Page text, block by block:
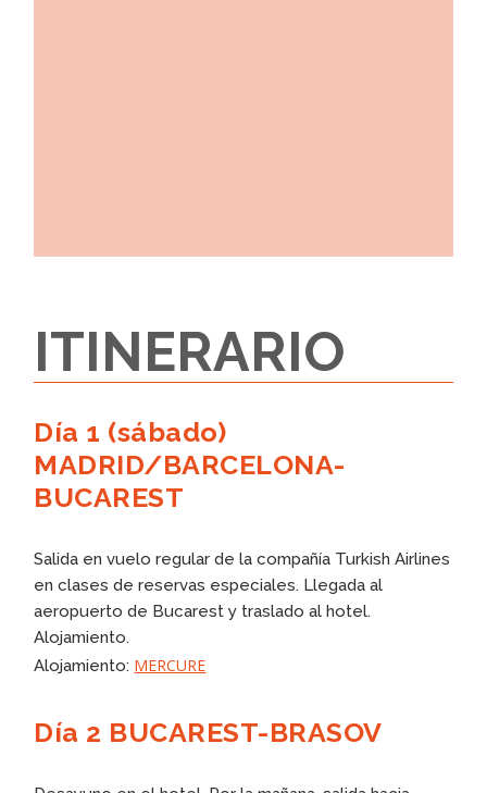
ITINERARIO
Día 1 (sábado)
MADRID/BARCELONA-
BUCAREST
Salida en vuelo regular de la compañía Turkish Airlines
en clases de reservas especiales. Llegada al
aeropuerto de Bucarest y traslado al hotel.
Alojamiento.
Alojamiento: MERCURE
Día 2 BUCAREST-BRASOV